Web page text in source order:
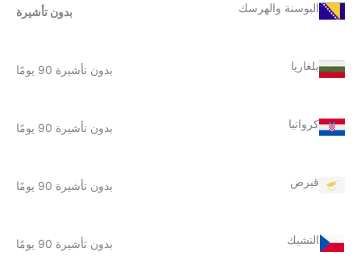
البوسنة والهرسك بدون تأشيرة
بلغاريا بدون تأشيرة 90 يومًا
كرواتيا بدون تأشيرة 90 يومًا
قبرص بدون تأشيرة 90 يومًا
التشيك بدون تأشيرة 90 يومًا